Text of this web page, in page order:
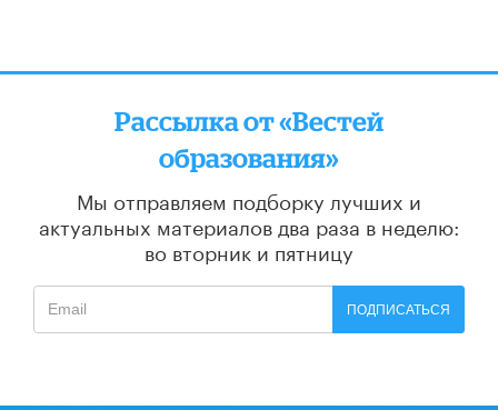
Рассылка от «Вестей
образования»
Мы отправляем подборку лучших и
актуальных материалов два раза в неделю:
во вторник и пятницу
ПОДПИСАТЬСЯ